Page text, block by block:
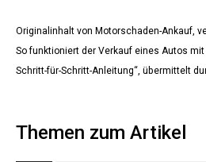
Originalinhalt von Motorschaden-Ankauf,
So funktioniert der Verkauf eines Autos
Schritt-für-Schritt-Anleitung“, übermittelt
Themen zum Artikel